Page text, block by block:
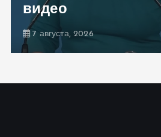
видео
7 августа, 2026